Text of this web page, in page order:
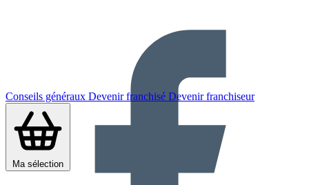
Conseils généraux Devenir franchisé Devenir franchiseur
Ma sélection